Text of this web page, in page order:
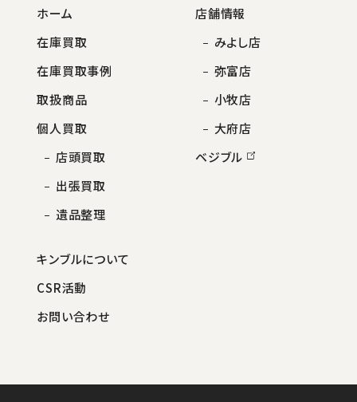
ホーム
在庫買取
在庫買取事例
取扱商品
個人買取
店頭買取
出張買取
遺品整理
店舗情報
みよし店
弥富店
小牧店
大府店
ベジブル
キンブルについて
CSR活動
お問い合わせ